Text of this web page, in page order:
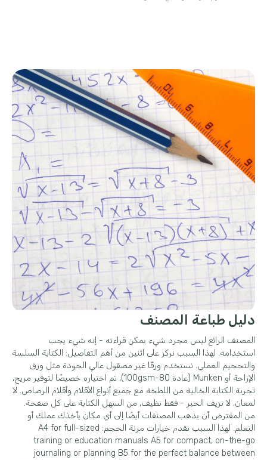
دليل طباعة المصنف
المصنف الرائع ليس مجرد شيء يمكن قراءته - إنه شيء يجب
استخدامه. لهذا السبب نركز على اثنين من أهم التفاصيل: الكتابة السلسة
والتحجيم العملي. نستخدم ورقًا غير مصقول عالي الجودة مثل ورق
الإزاحة أو Munken (عادة 80-100gsm), تم اختياره خصيصًا لتوفير مريح,
تجربة الكتابة الخالية من اللطخة مع جميع أنواع الأقلام وأقلام الرصاص. لا
لمعان, لا نزيف الحبر - فقط نظيف, من السهل الكتابة على كل صفحة.
من المفترض أن يذهب المصنفات أيضًا إلى أي مكان يأخذك عملك أو
التعلم. لهذا السبب نقدم خيارات مرنة الحجم:A4 for full-sized
training or education manuals A5 for compact,on-the-go
journaling or planning B5 for the perfect balance between